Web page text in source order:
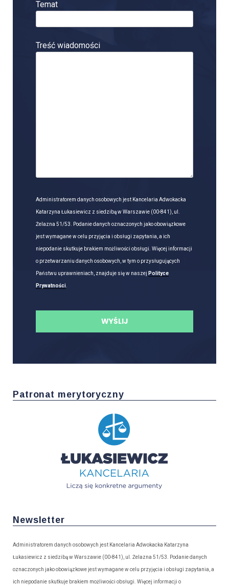
Temat
Treść wiadomości
Administratorem danych osobowych jest Kancelaria Adwokacka
Katarzyna Łukasiewicz z siedzibą w Warszawie (00-841), ul.
Żelazna 51/53. Podanie danych oznaczonych jako obowiązkowe
jest wymagane w celu przyjęcia i obsługi zapytania, a ich
niepodanie skutkuje brakiem możliwości obsługi. Więcej informacji
o przetwarzaniu danych osobowych, w tym o przysługujących
Państwu uprawnieniach, znajduje się w naszej Polityce
Prywatności
Patronat merytoryczny
Newsletter
Administratorem danych osobowych jest Kancelaria Adwokacka Katarzyna
Łukasiewicz z siedzibą w Warszawie (00-841), ul. Żelazna 51/53. Podanie danych
oznaczonych jako obowiązkowe jest wymagane w celu przyjęcia i obsługi zapytania, a
ich niepodanie skutkuje brakiem możliwości obsługi. Więcej informacji o